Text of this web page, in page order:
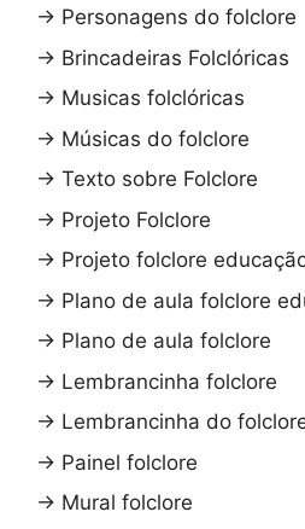
→ Personagens do folclore
→ Brincadeiras Folclóricas
→ Musicas folclóricas
→ Músicas do folclore
→ Texto sobre Folclore
→ Projeto Folclore
→ Projeto folclore
→ Plano de aula folclore
→ Plano de aula folclore
→ Lembrancinha folclore
→ Lembrancinha do
→ Painel folclore
→ Mural folclore